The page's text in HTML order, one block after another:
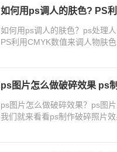
如何用ps调人的肤色? PS
如何用ps调人的肤色？ps处理
PS利用CMYK数值来调人物肤
ps图片怎么做破碎效果 ps
ps图片怎么做破碎效果？ps图
我们就来看看ps制作破碎照片